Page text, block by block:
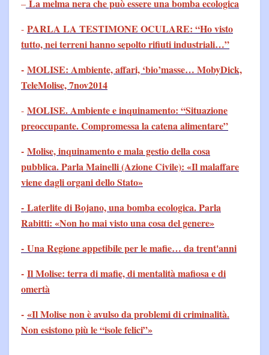
– La melma nera che può essere una bomba ecologica
- PARLA LA TESTIMONE OCULARE: “Ho visto
tutto, nei terreni hanno sepolto rifiuti industriali…”
- MOLISE: Ambiente, affari, ‘bio’masse… MobyDick,
TeleMolise, 7nov2014
- MOLISE. Ambiente e inquinamento: “Situazione
preoccupante. Compromessa la catena alimentare”
- Molise, inquinamento e mala gestio della cosa
pubblica. Parla Mainelli (Azione Civile): «Il malaffare
viene dagli organi dello Stato»
- Laterlite di Bojano, una bomba ecologica. Parla
Rabitti: «Non ho mai visto una cosa del genere»
- Una Regione appetibile per le mafie… da trent'anni
- Il Molise: terra di mafie, di mentalità mafiosa e di
omertà
- «Il Molise non è avulso da problemi di criminalità.
Non esistono più le “isole felici”»